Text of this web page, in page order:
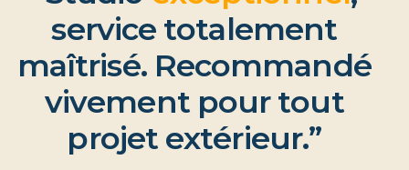
service totalement
maîtrisé. Recommandé
vivement pour tout
projet extérieur.”